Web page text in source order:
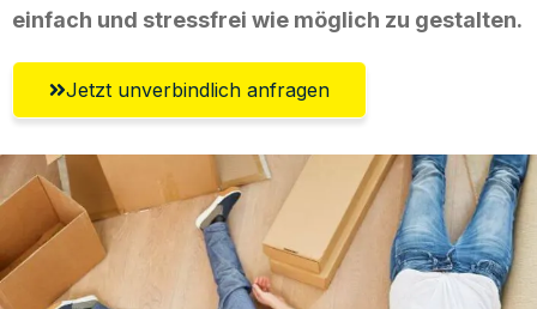
einfach und stressfrei wie möglich zu gestalten.
Jetzt unverbindlich anfragen